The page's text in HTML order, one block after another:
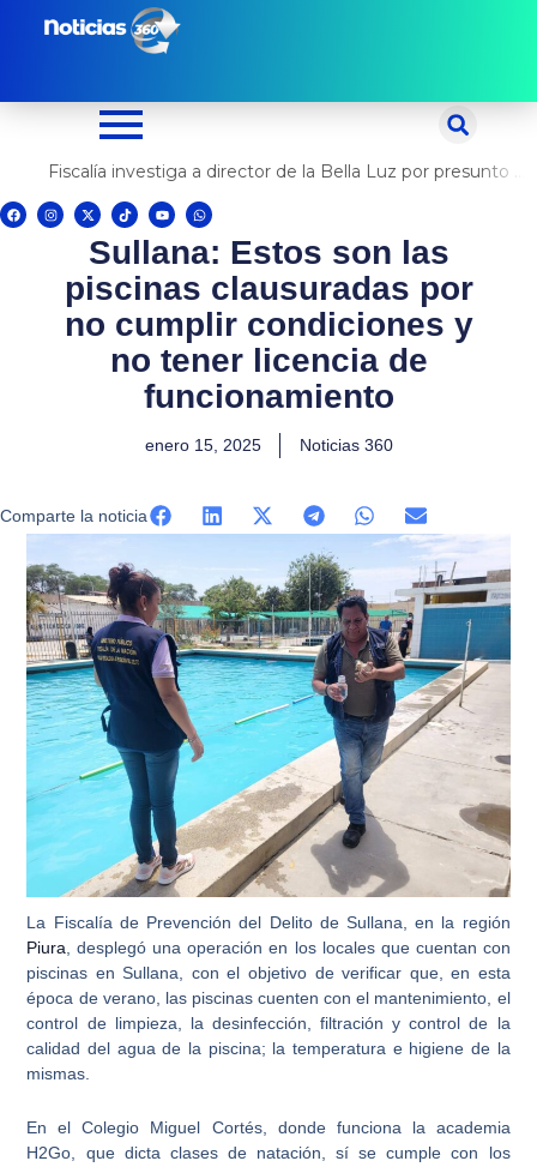
Fiscalía investiga a director de la Bella Luz por presunto abuso contra cantante Naldy Saldaña
F
a
c
I
n
s
X
-
t
w
t
t
e
T
i
k
t
o
Y
o
u
t
u
e
W
h
a
t
s
p
p
Sullana: Estos son las
piscinas clausuradas por
no cumplir condiciones y
no tener licencia de
funcionamiento
enero 15, 2025 Noticias 360
Comparte la noticia
La Fiscalía de Prevención del Delito de Sullana , en la región
Piura , desplegó una operación en los locales que cuentan con
piscinas en Sullana, con el objetivo de verificar que, en esta
época de verano, las piscinas cuenten con el mantenimiento, el
control de limpieza, la desinfección, filtración y control de la
calidad del agua de la piscina; la temperatura e higiene de la
mismas.
En elColegio Miguel Cortés, donde funciona la academia
H2Go, que dicta clases de natación, sí se cumple con los